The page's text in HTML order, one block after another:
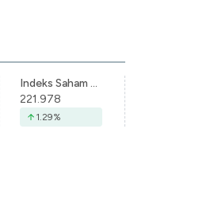
Indeks Saham Syariah Indonesia
221.978
1.29%